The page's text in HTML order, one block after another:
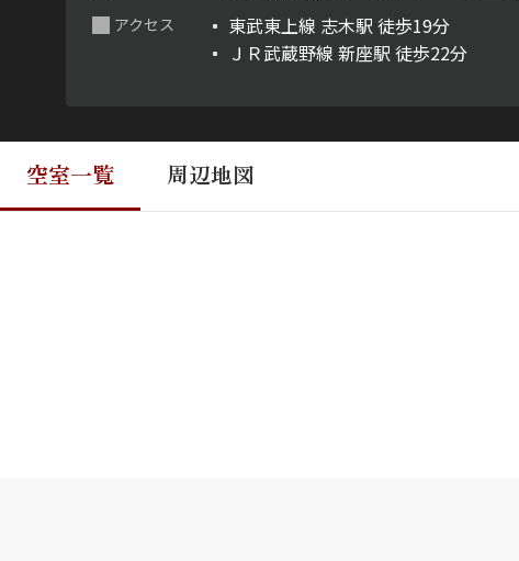
アクセス
東武東上線 志木駅 徒歩19分
ＪＲ武蔵野線 新座駅 徒歩22分
空室一覧 周辺地図